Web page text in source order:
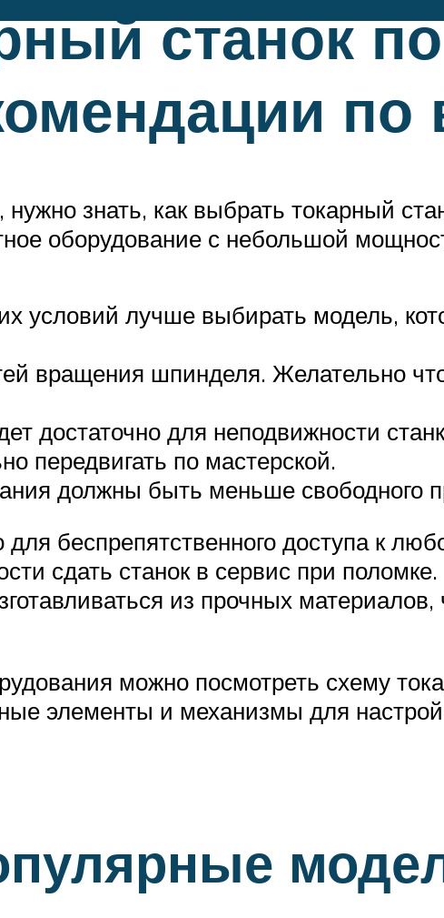
станок
знать, как выбрать токарный
оборудование с небольшой
условий лучше выбирать модель,
вращения шпинделя. Желательно
достаточно для неподвижности
передвигать по мастерской.
должны быть меньше свободного
для беспрепятственного доступа к
сдать станок в сервис при поломке.
из прочных
можно посмотреть схему
элементы и механизмы для